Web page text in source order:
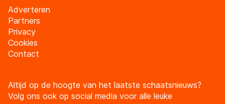
Adverteren
Partners
Privacy
Cookies
Contact
Altijd op de hoogte van het laatste schaatsnieuws?
Volg ons ook op social media voor alle leuke